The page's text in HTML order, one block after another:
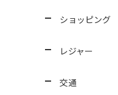
ショッピング
レジャー
交通